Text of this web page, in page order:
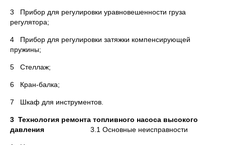
3 Прибор для регулировки уравновешенности груза
регулятора;
4 Прибор для регулировки затяжки компенсирующей
пружины;
5 Стеллаж;
6 Кран-балка;
7 Шкаф для инструментов.
3 Технология ремонта топливного насоса высокого
давления 3.1 Основные неисправности